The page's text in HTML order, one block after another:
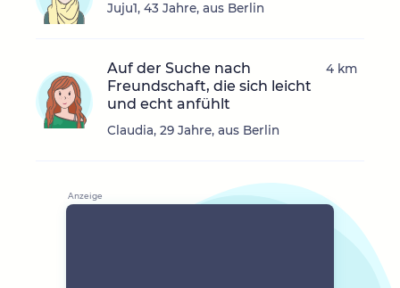
Juju1, 43 Jahre, aus Berlin
Auf der Suche nach
Freundschaft, die sich leicht
und echt anfühlt
Claudia, 29 Jahre, aus Berlin
4 km